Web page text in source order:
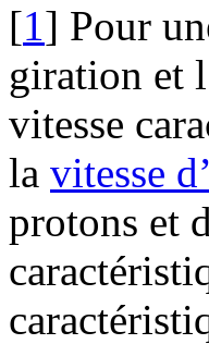
[1 ] Pour
giration et
vitesse
la vitesse
protons et